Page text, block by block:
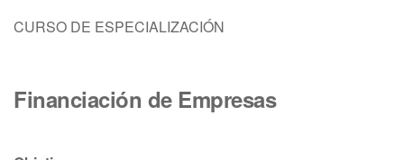
CURSO DE ESPECIALIZACIÓN
Financiación de Empresas